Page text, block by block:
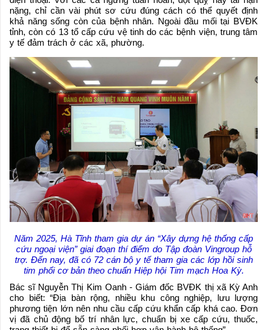
nặng, chỉ cần vài phút sơ cứu đúng cách có thể quyết định
khả năng sống còn của bệnh nhân. Ngoài đầu mối tại BVĐK
tỉnh, còn có 13 tổ cấp cứu vệ tinh do các bệnh viện, trung tâm
y tế đảm trách ở các xã, phường.
Năm 2025, Hà Tĩnh tham gia dự án “Xây dựng hệ thống cấp
cứu ngoại viện” giai đoạn thí điểm do Tập đoàn Vingroup hỗ
trợ. Đến nay, đã có 72 cán bộ y tế tham gia các lớp hồi sinh
tim phổi cơ bản theo chuẩn Hiệp hội Tim mạch Hoa Kỳ.
Bác sĩ Nguyễn Thị Kim Oanh - Giám đốc BVĐK thị xã Kỳ Anh
cho biết: “Địa bàn rộng, nhiều khu công nghiệp, lưu lượng
phương tiện lớn nên nhu cầu cấp cứu khẩn cấp khá cao. Đơn
vị đã chủ động bố trí nhân lực, chuẩn bị xe cấp cứu, thuốc,